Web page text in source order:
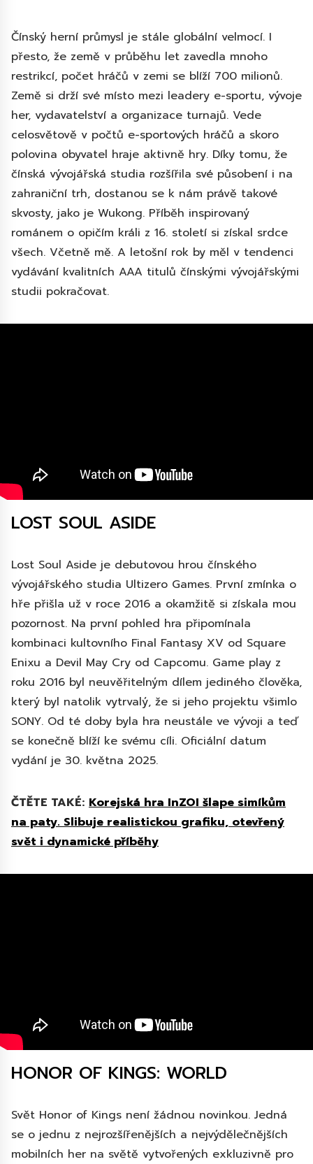
Čínský herní průmysl je stále globální velmocí. I
přesto, že země v průběhu let zavedla mnoho
restrikcí, počet hráčů v zemi se blíží 700 milionů.
Země si drží své místo mezi leadery e-sportu, vývoje
her, vydavatelství a organizace turnajů. Vede
celosvětově v počtů e-sportových hráčů a skoro
polovina obyvatel hraje aktivně hry. Díky tomu, že
čínská vývojářská studia rozšířila své působení i na
zahraniční trh, dostanou se k nám právě takové
skvosty, jako je Wukong. Příběh inspirovaný
románem o opičím králi z 16. století si získal srdce
všech. Včetně mě. A letošní rok by měl v tendenci
vydávání kvalitních AAA titulů čínskými vývojářskými
studii pokračovat.
LOST SOUL ASIDE
Lost Soul Aside je debutovou hrou čínského
vývojářského studia Ultizero Games. První zmínka o
hře přišla už v roce 2016 a okamžitě si získala mou
pozornost. Na první pohled hra připomínala
kombinaci kultovního Final Fantasy XV od Square
Enixu a Devil May Cry od Capcomu. Game play z
roku 2016 byl neuvěřitelným dílem jediného člověka,
který byl natolik vytrvalý, že si jeho projektu všimlo
SONY. Od té doby byla hra neustále ve vývoji a teď
se konečně blíží ke svému cíli. Oficiální datum
vydání je 30. května 2025.
ČTĚTE TAKÉ: Korejská hra InZOI šlape simíkům
na paty. Slibuje realistickou grafiku, otevřený
svět i dynamické příběhy
HONOR OF KINGS: WORLD
Svět Honor of Kings není žádnou novinkou. Jedná
se o jednu z nejrozšířenějších a nejvýdělečnějších
mobilních her na světě vytvořených exkluzivně pro